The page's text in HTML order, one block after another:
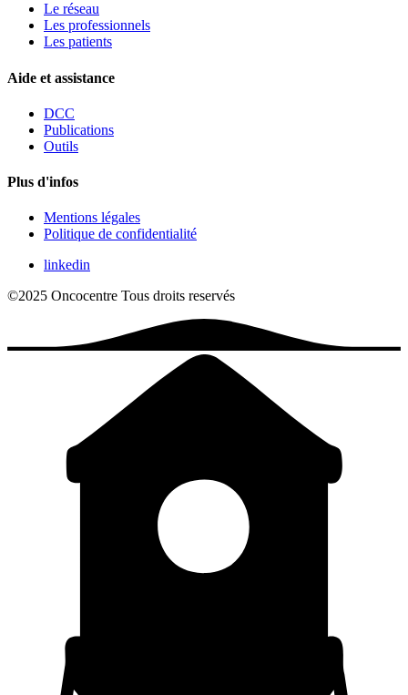
Le réseau
Les professionnels
Les patients
Aide et assistance
DCC
Publications
Outils
Plus d'infos
Mentions légales
Politique de confidentialité
linkedin
©2025 Oncocentre Tous droits reservés